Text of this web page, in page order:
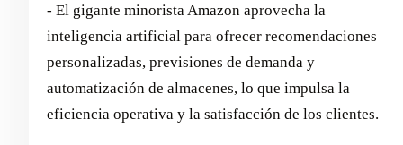
- El gigante minorista Amazon aprovecha la
inteligencia artificial para ofrecer recomendaciones
personalizadas, previsiones de demanda y
automatización de almacenes, lo que impulsa la
eficiencia operativa y la satisfacción de los clientes.